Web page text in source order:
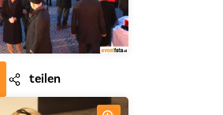
teilen